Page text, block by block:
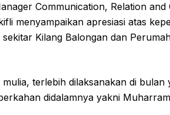
Communication, Relation and
menyampaikan apresiasi atas
Kilang Balongan dan
terlebih dilaksanakan di bulan
didalamnya yakni